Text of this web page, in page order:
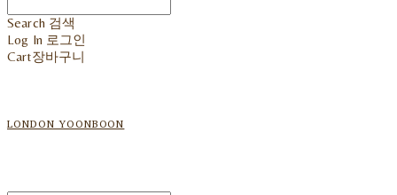
Search 검색
Log In 로그인
Cart장바구니
LONDON YOONBOON